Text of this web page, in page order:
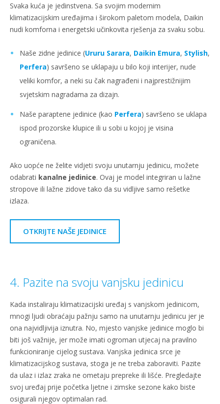
Svaka kuća je jedinstvena. Sa svojim modernim
klimatizacijskim uređajima i širokom paletom modela, Daikin
nudi komforna i energetski učinkovita rješenja za svaku sobu.
Naše zidne jedinice (Ururu Sarara, Daikin Emura, Stylish,
Perfera) savršeno se uklapaju u bilo koji interijer, nude
veliki komfor, a neki su čak nagrađeni i najprestižnijim
svjetskim nagradama za dizajn.
Naše paraptene jedinice (kao Perfera) savršeno se uklapa
ispod prozorske klupice ili u sobi u kojoj je visina
ograničena.
Ako uopće ne želite vidjeti svoju unutarnju jedinicu, možete
odabrati kanalne jedinice. Ovaj je model integriran u lažne
stropove ili lažne zidove tako da su vidljive samo rešetke
izlaza.
OTKRIJTE NAŠE JEDINICE
4. Pazite na svoju vanjsku jedinicu
Kada instaliraju klimatizacijski uređaj s vanjskom jedinicom,
mnogi ljudi obraćaju pažnju samo na unutarnju jedinicu jer je
ona najvidljivija iznutra. No, mjesto vanjske jedinice moglo bi
biti još važnije, jer može imati ogroman utjecaj na pravilno
funkcioniranje cijelog sustava. Vanjska jedinica srce je
klimatizacijskog sustava, stoga je ne treba zaboraviti. Pazite
da ulaz i izlaz zraka ne ometaju prepreke ili lišće. Pregledajte
svoj uređaj prije početka ljetne i zimske sezone kako biste
osigurali njegov optimalan rad.